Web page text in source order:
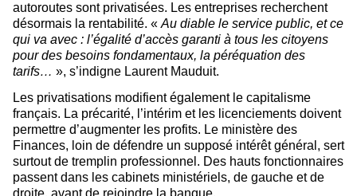
autoroutes sont privatisées. Les entreprises recherchent
désormais la rentabilité. « Au diable le service public, et ce
qui va avec : l’égalité d’accès garanti à tous les citoyens
pour des besoins fondamentaux, la péréquation des
tarifs… », s’indigne Laurent Mauduit.
Les privatisations modifient également le capitalisme
français. La précarité, l’intérim et les licenciements doivent
permettre d’augmenter les profits. Le ministère des
Finances, loin de défendre un supposé intérêt général, sert
surtout de tremplin professionnel. Des hauts fonctionnaires
passent dans les cabinets ministériels, de gauche et de